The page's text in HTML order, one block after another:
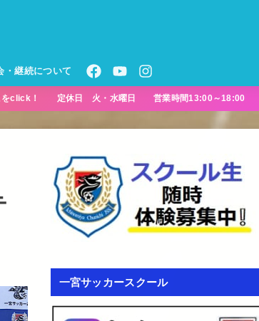
・継続について
をclick！ 定休日 火・水曜日 営業時間13:00～18:00
一宮サッカースクール